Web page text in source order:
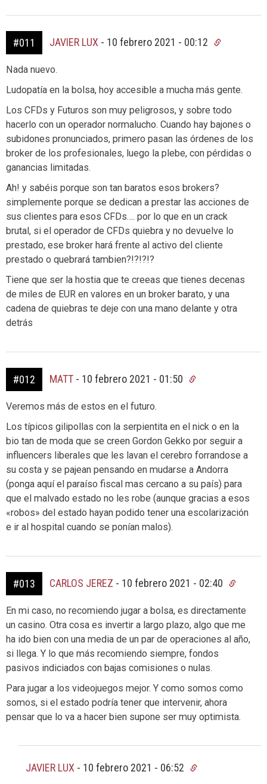
#011 JAVIER LUX - 10 febrero 2021 - 00:12
Nada nuevo.
Ludopatía en la bolsa, hoy accesible a mucha más gente.
Los CFDs y Futuros son muy peligrosos, y sobre todo
hacerlo con un operador normalucho. Cuando hay bajones o
subidones pronunciados, primero pasan las órdenes de los
broker de los profesionales, luego la plebe, con pérdidas o
ganancias limitadas.
Ah! y sabéis porque son tan baratos esos brokers?
simplemente porque se dedican a prestar las acciones de
sus clientes para esos CFDs…. por lo que en un crack
brutal, si el operador de CFDs quiebra y no devuelve lo
prestado, ese broker hará frente al activo del cliente
prestado o quebrará tambien?!?!?!?
Tiene que ser la hostia que te creeas que tienes decenas
de miles de EUR en valores en un broker barato, y una
cadena de quiebras te deje con una mano delante y otra
detrás
#012 MATT - 10 febrero 2021 - 01:50
Veremos más de estos en el futuro.
Los típicos gilipollas con la serpientita en el nick o en la
bio tan de moda que se creen Gordon Gekko por seguir a
influencers liberales que les lavan el cerebro forrandose a
su costa y se pajean pensando en mudarse a Andorra
(ponga aquí el paraíso fiscal mas cercano a su país) para
que el malvado estado no les robe (aunque gracias a esos
«robos» del estado hayan podido tener una escolarización
e ir al hospital cuando se ponían malos).
#013 CARLOS JEREZ - 10 febrero 2021 - 02:40
En mi caso, no recomiendo jugar a bolsa, es directamente
un casino. Otra cosa es invertir a largo plazo, algo que me
ha ido bien con una media de un par de operaciones al año,
si llega. Y lo que más recomiendo siempre, fondos
pasivos indiciados con bajas comisiones o nulas.
Para jugar a los videojuegos mejor. Y como somos como
somos, si el estado podría tener que intervenir, ahora
pensar que lo va a hacer bien supone ser muy optimista.
JAVIER LUX - 10 febrero 2021 - 06:52